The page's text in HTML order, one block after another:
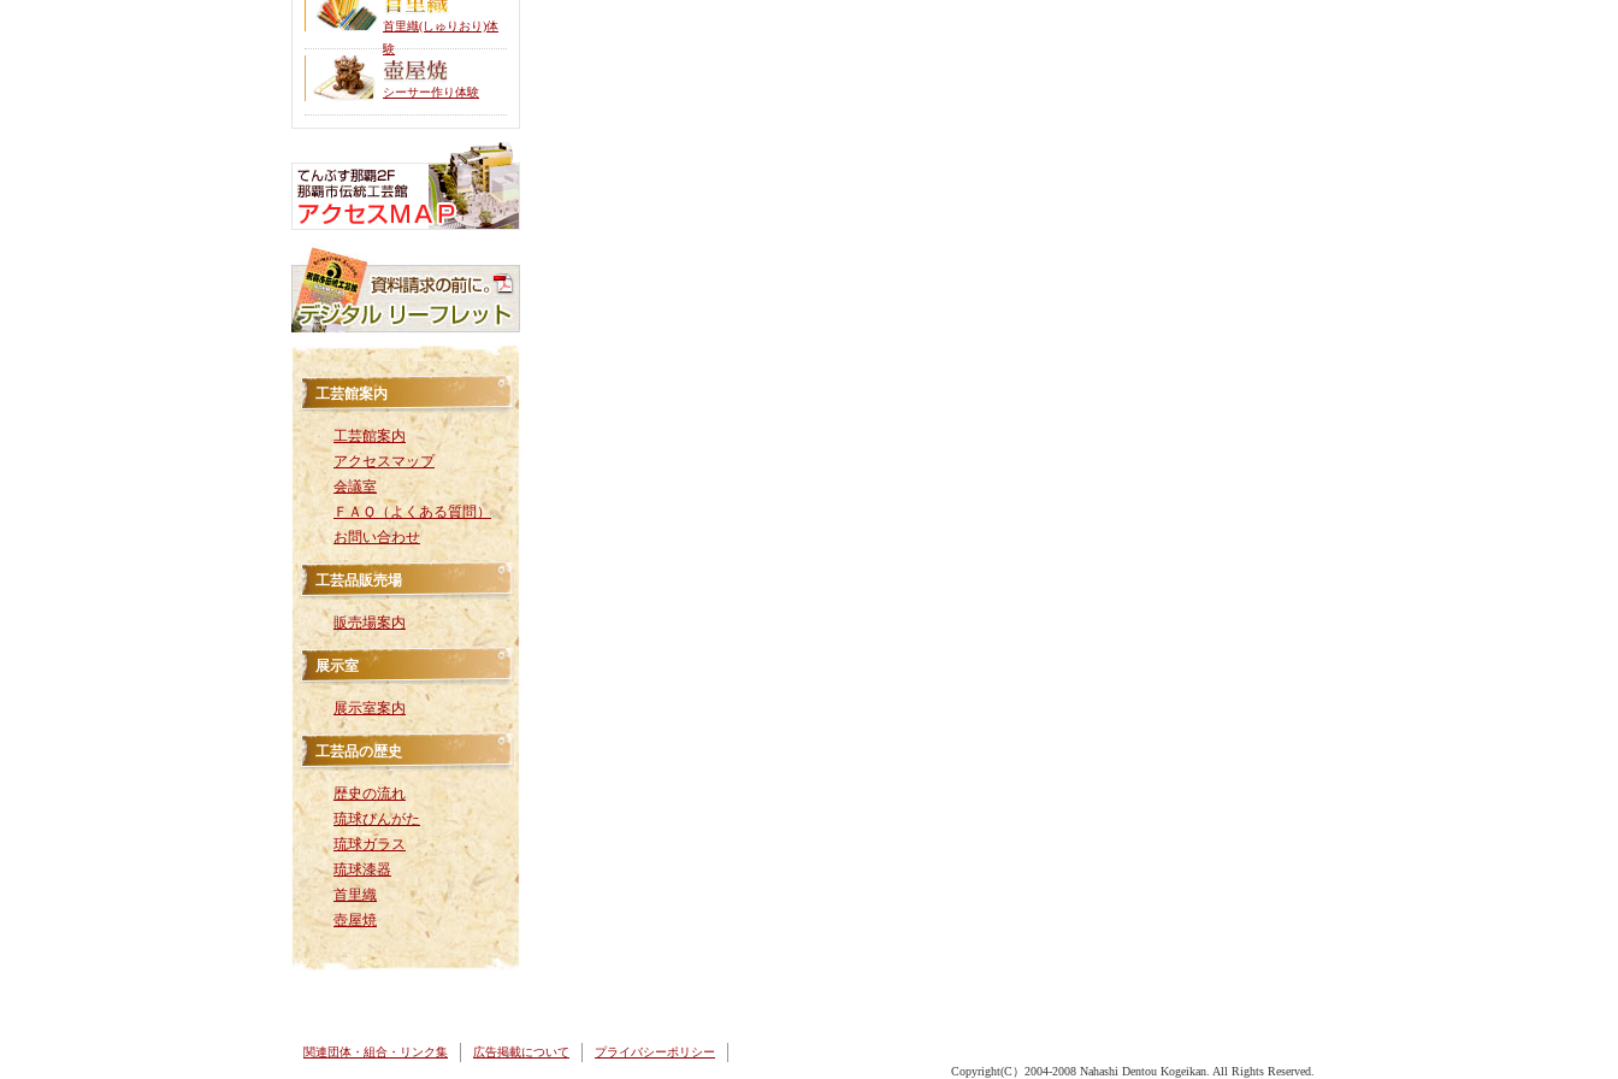
首里織(しゅりおり)体
験
シーサー作り体験
工芸館案内
工芸館案内
アクセスマップ
会議室
ＦＡＱ（よくある質問）
お問い合わせ
工芸品販売場
販売場案内
展示室
展示室案内
工芸品の歴史
歴史の流れ
琉球びんがた
琉球ガラス
琉球漆器
首里織
壺屋焼
関連団体・組合・リンク集 広告掲載について
プライバシーポリシー
Copyright(C）2004-2008 Nahashi Dentou Kogeikan. All Rights Reserved.